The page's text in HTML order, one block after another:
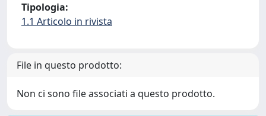
Tipologia:
1.1 Articolo in rivista
File in questo prodotto:
Non ci sono file associati a questo prodotto.